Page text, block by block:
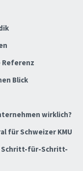
Referenz
Blick
wirklich?
für Schweizer KMU
Schritt-für-Schritt-